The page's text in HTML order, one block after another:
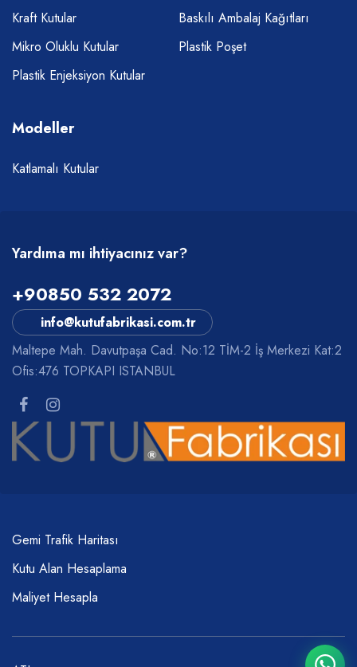
Kraft Kutular
Mikro Oluklu Kutular
Plastik Enjeksiyon Kutular
Baskılı Ambalaj Kağıtları
Plastik Poşet
Modeller
Katlamalı Kutular
Yardıma mı ihtiyacınız var?
+90850 532 2072
info@kutufabrikasi.com.tr
Maltepe Mah. Davutpaşa Cad. No:12 TİM-2 İş Merkezi Kat:2
Ofis:476 TOPKAPI ISTANBUL
Gemi Trafik Haritası
Kutu Alan Hesaplama
Maliyet Hesapla